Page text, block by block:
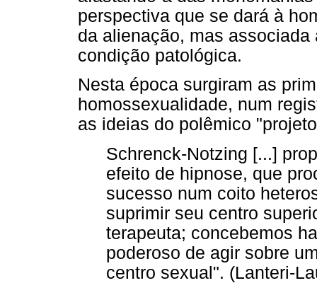
perspectiva que se dará à
da alienação, mas
condição patológica.
Nesta época surgiram as
homossexualidade, num
as ideias do polêmico
Schrenck-Notzing [...]
efeito de hipnose, que
sucesso num coito
suprimir seu centro
terapeuta; concebemos
poderoso de agir sobre
centro sexual". (Lanteri-